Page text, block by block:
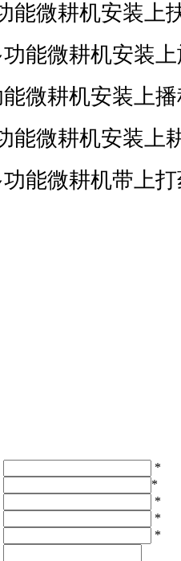
能微耕机安装上
功能微耕机安装
能微耕机安装上
能微耕机安装上
功能微耕机带上
*
*
*
*
*